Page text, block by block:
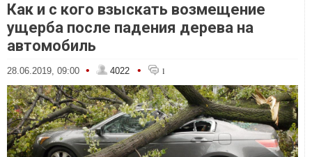
Как и с кого взыскать возмещение
ущерба после падения дерева на
автомобиль
28.06.2019, 09:00 • 4022 • 1